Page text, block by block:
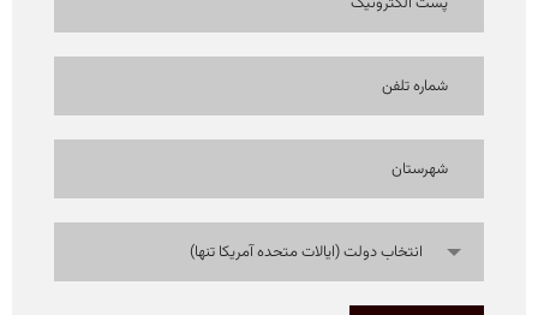
انتخاب دولت (ایالات متحده آمریکا تنها)